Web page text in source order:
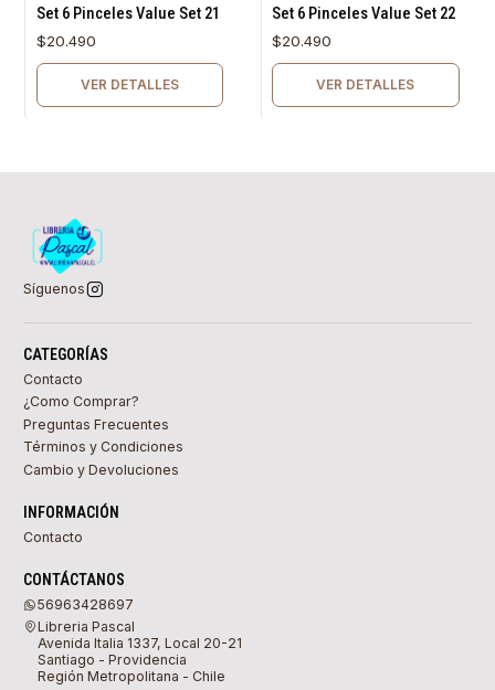
Set 6 Pinceles Value Set 21
$20.490
VER DETALLES
Set 6 Pinceles Value Set 22
$20.490
VER DETALLES
Síguenos
CATEGORÍAS
Contacto
¿Como Comprar?
Preguntas Frecuentes
Términos y Condiciones
Cambio y Devoluciones
INFORMACIÓN
Contacto
CONTÁCTANOS
56963428697
Libreria Pascal
Avenida Italia 1337, Local 20-21
Santiago - Providencia
Región Metropolitana - Chile